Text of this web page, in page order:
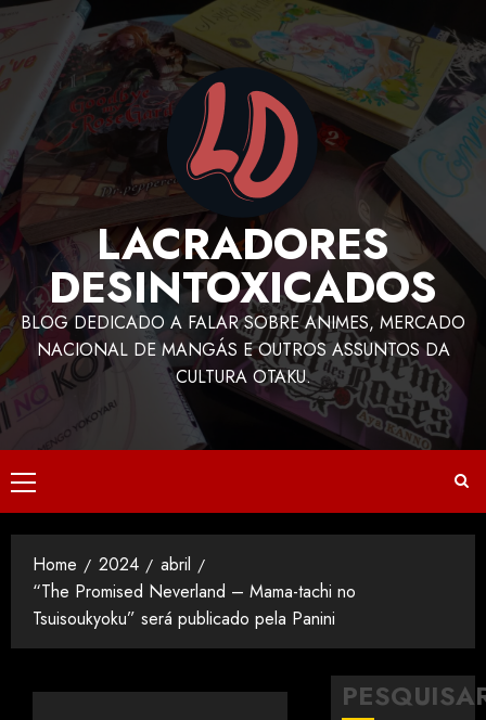
LACRADORES
DESINTOXICADOS
BLOG DEDICADO A FALAR SOBRE ANIMES, MERCADO
NACIONAL DE MANGÁS E OUTROS ASSUNTOS DA
CULTURA OTAKU.
Home 2024
abril
“The Promised Neverland – Mama-tachi no
Tsuisoukyoku” será publicado pela Panini